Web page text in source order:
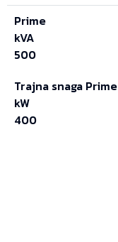
Prime
kVA
500
Trajna snaga Prime
kW
400